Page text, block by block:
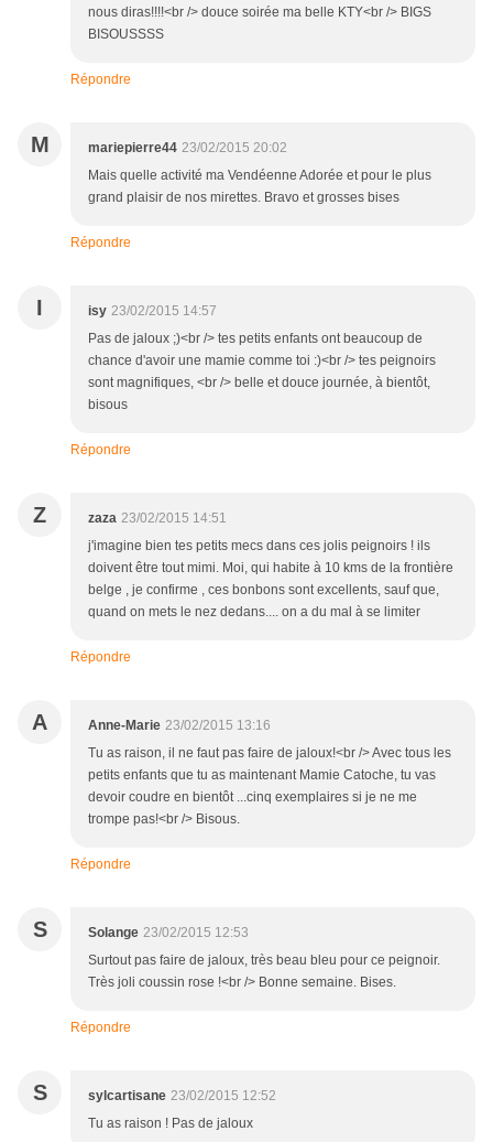
nous diras!!!!<br /> douce soirée ma belle KTY<br /> BIGS
BISOUSSSS
Répondre
M mariepierre44 23/02/2015 20:02
Mais quelle activité ma Vendéenne Adorée et pour le plus
grand plaisir de nos mirettes. Bravo et grosses bises
Répondre
I isy 23/02/2015 14:57
Pas de jaloux ;)<br /> tes petits enfants ont beaucoup de
chance d'avoir une mamie comme toi :)<br /> tes peignoirs
sont magnifiques, <br /> belle et douce journée, à bientôt,
bisous
Répondre
Z zaza 23/02/2015 14:51
j'imagine bien tes petits mecs dans ces jolis peignoirs ! ils
doivent être tout mimi. Moi, qui habite à 10 kms de la frontière
belge , je confirme , ces bonbons sont excellents, sauf que,
quand on mets le nez dedans.... on a du mal à se limiter
Répondre
A Anne-Marie 23/02/2015 13:16
Tu as raison, il ne faut pas faire de jaloux!<br /> Avec tous les
petits enfants que tu as maintenant Mamie Catoche, tu vas
devoir coudre en bientôt ...cinq exemplaires si je ne me
trompe pas!<br /> Bisous.
Répondre
S Solange 23/02/2015 12:53
Surtout pas faire de jaloux, très beau bleu pour ce peignoir.
Très joli coussin rose !<br /> Bonne semaine. Bises.
Répondre
S sylcartisane 23/02/2015 12:52
Tu as raison ! Pas de jaloux